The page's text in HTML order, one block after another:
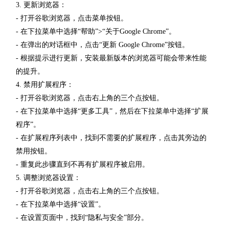
3. 更新浏览器：
- 打开谷歌浏览器，点击菜单按钮。
- 在下拉菜单中选择“帮助”>“关于Google Chrome”。
- 在弹出的对话框中，点击“更新 Google Chrome”按钮。
- 根据提示进行更新，安装最新版本的浏览器可能会带来性能
的提升。
4. 禁用扩展程序：
- 打开谷歌浏览器，点击右上角的三个点按钮。
- 在下拉菜单中选择“更多工具”，然后在下拉菜单中选择“扩展
程序”。
- 在扩展程序列表中，找到不需要的扩展程序，点击其旁边的
禁用按钮。
- 重复此步骤直到不再有扩展程序被启用。
5. 调整浏览器设置：
- 打开谷歌浏览器，点击右上角的三个点按钮。
- 在下拉菜单中选择“设置”。
- 在设置页面中，找到“隐私与安全”部分。